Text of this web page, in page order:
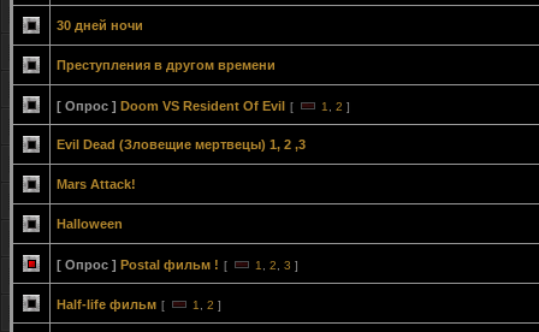
30 дней ночи
Преступления в другом времени
[ Опрос ] Doom VS Resident Of Evil [ 1 2 ]
Evil Dead (Зловещие мертвецы) 1, 2 ,3
Mars Attack!
Halloween
[ Опрос ] Postal фильм ! [ 1 2 3 ]
Half-life фильм [ 1 2 ]